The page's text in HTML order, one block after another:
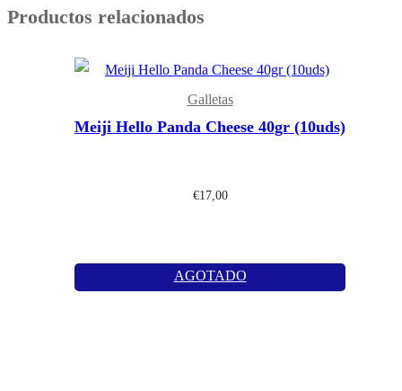
Productos relacionados
Galletas
Meiji Hello Panda Cheese 40gr (10uds)
€17,00
AGOTADO